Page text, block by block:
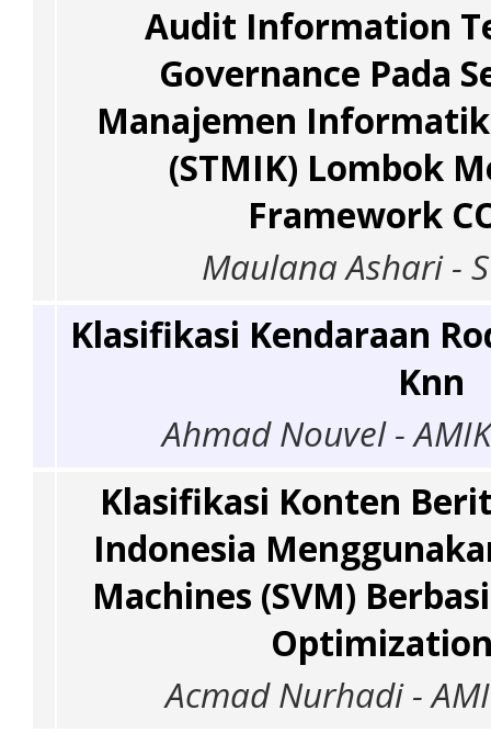
Audit Information
Governance Pada
Manajemen
(STMIK) Lombok
Framework
Maulana Ashari -
Klasifikasi Kendaraan
Knn
Ahmad Nouvel -
Klasifikasi Konten
Indonesia
Machines (SVM)
Optimization
Acmad Nurhadi -